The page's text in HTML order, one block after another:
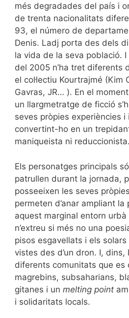
més degradades del país i
de trenta nacionalitats
93, el número de
Denis. Ladj porta des dels
la vida de la seva població.
del 2005 n’ha tret diferents
el col·lectiu Kourtrajmé (Kim
Gavras, JR… ). En el
un llargmetratge de ficció
seves pròpies experiències i
convertint-ho en un
maniqueista ni reduccionista.
Els personatges principals
patrullen durant la jornada,
posseeixen les seves
permeten d’anar ampliant la
aquest marginal entorn urbà
n’extreu si més no una
pisos esgavellats i els
vistes des d’un dron. I, dins,
diferents comunitats que es
magrebins, subsaharians,
gitanes i un melting point
i solidaritats locals.